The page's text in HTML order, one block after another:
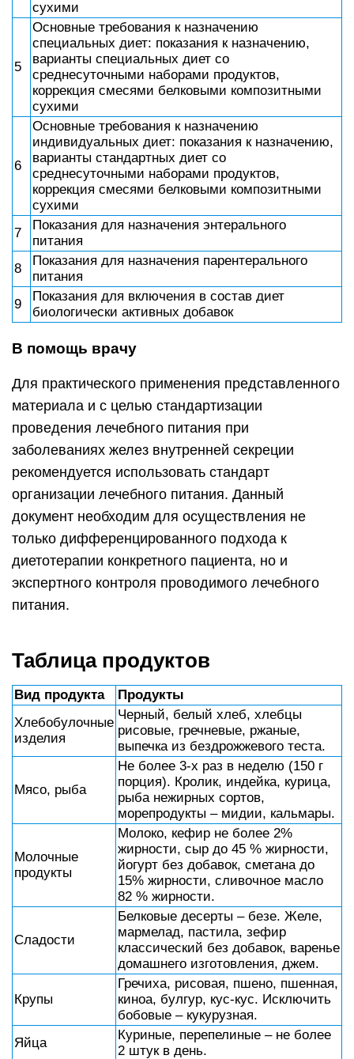
сухими
5
Основные требования к назначению
специальных диет: показания к назначению,
варианты специальных диет со
среднесуточными наборами продуктов,
коррекция смесями белковыми композитными
сухими
6
Основные требования к назначению
индивидуальных диет: показания к назначению,
варианты стандартных диет со
среднесуточными наборами продуктов,
коррекция смесями белковыми композитными
сухими
7
Показания для назначения энтерального
питания
8
Показания для назначения парентерального
питания
9
Показания для включения в состав диет
биологически активных добавок
В помощь врачу
Для практического применения представленного
материала и с целью стандартизации
проведения лечебного питания при
заболеваниях желез внутренней секреции
рекомендуется использовать стандарт
организации лечебного питания. Данный
документ необходим для осуществления не
только дифференцированного подхода к
диетотерапии конкретного пациента, но и
экспертного контроля проводимого лечебного
питания.
Таблица продуктов
Вид продукта
Продукты
Хлебобулочные
изделия
Черный, белый хлеб, хлебцы
рисовые, гречневые, ржаные,
выпечка из бездрожжевого теста.
Мясо, рыба
Не более 3-х раз в неделю (150 г
порция). Кролик, индейка, курица,
рыба нежирных сортов,
морепродукты – мидии, кальмары.
Молочные
продукты
Молоко, кефир не более 2%
жирности, сыр до 45 % жирности,
йогурт без добавок, сметана до
15% жирности, сливочное масло
82 % жирности.
Сладости
Белковые десерты – безе. Желе,
мармелад, пастила, зефир
классический без добавок, варенье
домашнего изготовления, джем.
Крупы
Гречиха, рисовая, пшено, пшенная,
киноа, булгур, кус-кус. Исключить
бобовые – кукурузная.
Яйца
Куриные, перепелиные – не более
2 штук в день.